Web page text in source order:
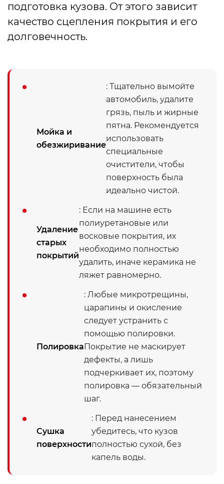
подготовка кузова. От этого зависит
качество сцепления покрытия и его
долговечность.
Мойка и
обезжиривание
: Тщательно вымойте
автомобиль, удалите
грязь, пыль и жирные
пятна. Рекомендуется
использовать
специальные
очистители, чтобы
поверхность была
идеально чистой.
Удаление
старых
покрытий
: Если на машине есть
полиуретановые или
восковые покрытия, их
необходимо полностью
удалить, иначе керамика не
ляжет равномерно.
Полировка
: Любые микротрещины,
царапины и окисление
следует устранить с
помощью полировки.
Покрытие не маскирует
дефекты, а лишь
подчеркивает их, поэтому
полировка — обязательный
шаг.
Сушка
поверхности
: Перед нанесением
убедитесь, что кузов
полностью сухой, без
капель воды.